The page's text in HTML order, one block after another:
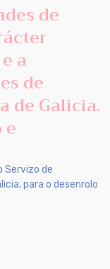
de
a
de
de Galicia.
Servizo de
para o desenrolo